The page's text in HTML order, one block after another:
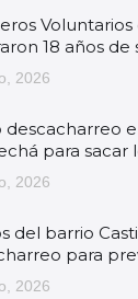
Voluntarios
18 años de
2026
descacharreo
para sacar
2026
del barrio
para
2026